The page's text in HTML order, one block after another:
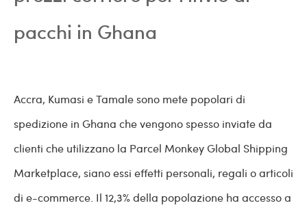
pacchi in Ghana
Accra, Kumasi e Tamale sono mete popolari di
spedizione in Ghana che vengono spesso inviate da
clienti che utilizzano la Parcel Monkey Global Shipping
Marketplace, siano essi effetti personali, regali o articoli
di e-commerce. Il 12,3% della popolazione ha accesso a